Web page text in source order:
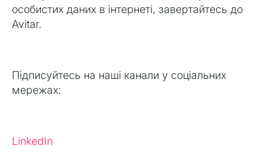
особистих даних в інтернеті, завертайтесь до
Avitar.
Підписуйтесь на наші канали у соціальних
мережах:
LinkedIn